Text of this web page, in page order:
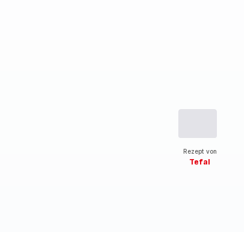
Rezept von
Tefal